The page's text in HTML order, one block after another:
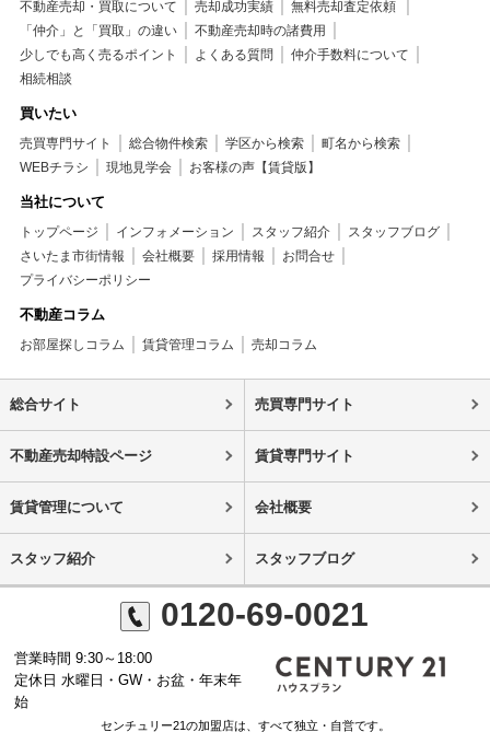
不動産売却・買取について 売却成功実績
無料売却査定依頼
「仲介」と「買取」の違い
不動産売却時の諸費用
少しでも高く売るポイント
よくある質問
仲介手数料について
相続相談
買いたい
売買専門サイト 総合物件検索 学区から検索
町名から検索
WEBチラシ
現地見学会 お客様の声【賃貸版】
当社について
トップページ インフォメーション スタッフ紹介
スタッフブログ
さいたま市街情報
会社概要 採用情報
お問合せ
プライバシーポリシー
不動産コラム
お部屋探しコラム 賃貸管理コラム 売却コラム
総合サイト 売買専門サイト
不動産売却特設ページ 賃貸専門サイト
賃貸管理について 会社概要
スタッフ紹介 スタッフブログ
0120-69-0021
営業時間 9:30～18:00
定休日 水曜日・GW・お盆・年末年
始
センチュリー21の加盟店は、すべて独立・自営です。